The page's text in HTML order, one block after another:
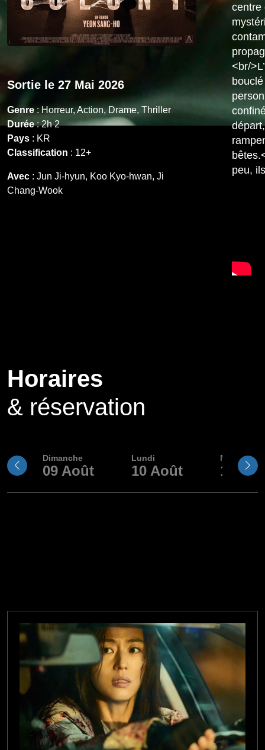
Sortie le 27 Mai 2026
Genre: Horreur, Action, Drame, Thriller
Durée: 2h 2
Pays : KR
Classification : 12+
Avec : Jun Ji-hyun, Koo Kyo-hwan, Ji
Chang-Wook
centre
<br/
peu,
Horaires
& réservation
Dimanche
09 Août
Lundi
10 Août
Mardi
11